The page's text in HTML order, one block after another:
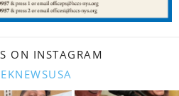
ON INSTAGRAM